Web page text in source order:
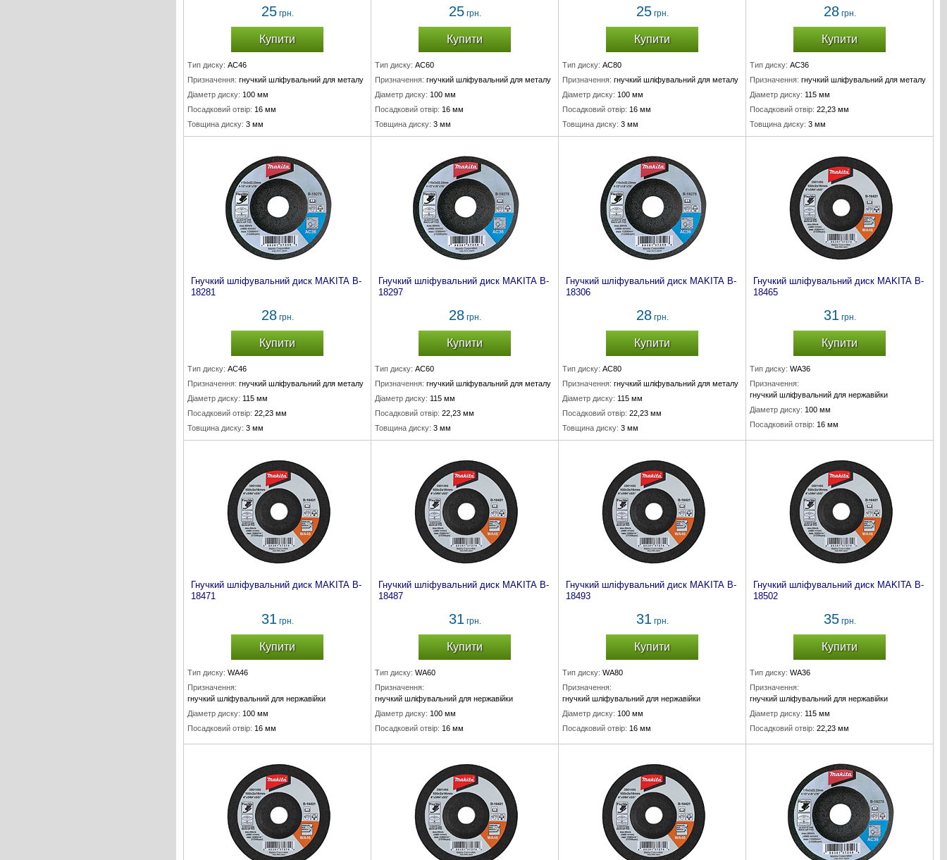
25грн.
Купити
Тип диску: AC46
Призначення: гнучкий шліфувальний для металу
Діаметр диску: 100 мм
Посадковий отвір: 16 мм
Товщина диску: 3 мм
25грн.
Купити
Тип диску: AC60
Призначення: гнучкий шліфувальний для металу
Діаметр диску: 100 мм
Посадковий отвір: 16 мм
Товщина диску: 3 мм
25грн.
Купити
Тип диску: AC80
Призначення: гнучкий шліфувальний для металу
Діаметр диску: 100 мм
Посадковий отвір: 16 мм
Товщина диску: 3 мм
28грн.
Купити
Тип диску: AC36
Призначення: гнучкий шліфувальний для металу
Діаметр диску: 115 мм
Посадковий отвір: 22,23 мм
Товщина диску: 3 мм
Гнучкий шліфувальний диск MAKITA B-
18281
28грн.
Купити
Тип диску: AC46
Призначення: гнучкий шліфувальний для металу
Діаметр диску: 115 мм
Посадковий отвір: 22,23 мм
Товщина диску: 3 мм
Гнучкий шліфувальний диск MAKITA B-
18297
28грн.
Купити
Тип диску: AC60
Призначення: гнучкий шліфувальний для металу
Діаметр диску: 115 мм
Посадковий отвір: 22,23 мм
Товщина диску: 3 мм
Гнучкий шліфувальний диск MAKITA B-
18306
28грн.
Купити
Тип диску: AC80
Призначення: гнучкий шліфувальний для металу
Діаметр диску: 115 мм
Посадковий отвір: 22,23 мм
Товщина диску: 3 мм
Гнучкий шліфувальний диск MAKITA B-
18465
31грн.
Купити
Тип диску: WA36
Призначення:
гнучкий шліфувальний для нержавійки
Діаметр диску: 100 мм
Посадковий отвір: 16 мм
Товщина диску: 3 мм
Гнучкий шліфувальний диск MAKITA B-
18471
31грн.
Купити
Тип диску: WA46
Призначення:
гнучкий шліфувальний для нержавійки
Діаметр диску: 100 мм
Посадковий отвір: 16 мм
Товщина диску: 3 мм
Гнучкий шліфувальний диск MAKITA B-
18487
31грн.
Купити
Тип диску: WA60
Призначення:
гнучкий шліфувальний для нержавійки
Діаметр диску: 100 мм
Посадковий отвір: 16 мм
Товщина диску: 3 мм
Гнучкий шліфувальний диск MAKITA B-
18493
31грн.
Купити
Тип диску: WA80
Призначення:
гнучкий шліфувальний для нержавійки
Діаметр диску: 100 мм
Посадковий отвір: 16 мм
Товщина диску: 3 мм
Гнучкий шліфувальний диск MAKITA B-
18502
35грн.
Купити
Тип диску: WA36
Призначення:
гнучкий шліфувальний для нержавійки
Діаметр диску: 115 мм
Посадковий отвір: 22,23 мм
Товщина диску: 3 мм